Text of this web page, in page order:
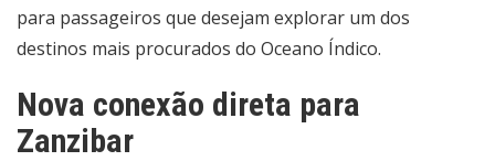
para passageiros que desejam explorar um dos
destinos mais procurados do Oceano Índico.
Nova conexão direta para
Zanzibar